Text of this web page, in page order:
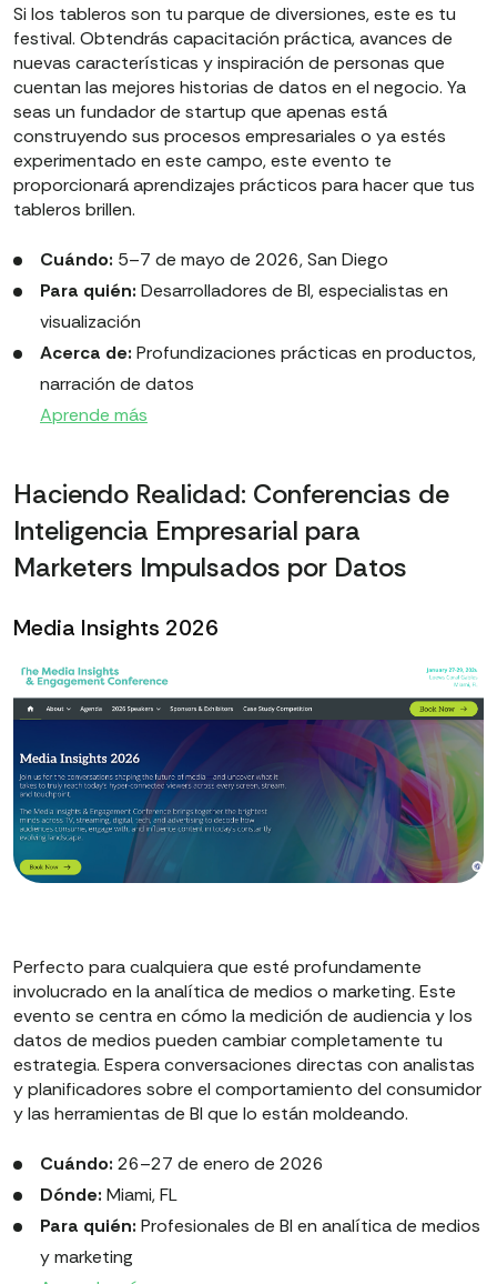
Si los tableros son tu parque de diversiones, este es tu
festival. Obtendrás capacitación práctica, avances de
nuevas características y inspiración de personas que
cuentan las mejores historias de datos en el negocio. Ya
seas un fundador de startup que apenas está
construyendo sus procesos empresariales o ya estés
experimentado en este campo, este evento te
proporcionará aprendizajes prácticos para hacer que tus
tableros brillen.
Cuándo: 5–7 de mayo de 2026, San Diego
Para quién: Desarrolladores de BI, especialistas en
visualización
Acerca de: Profundizaciones prácticas en productos,
narración de datos
Aprende más
Haciendo Realidad: Conferencias de
Inteligencia Empresarial para
Marketers Impulsados por Datos
Media Insights 2026
Perfecto para cualquiera que esté profundamente
involucrado en la analítica de medios o marketing. Este
evento se centra en cómo la medición de audiencia y los
datos de medios pueden cambiar completamente tu
estrategia. Espera conversaciones directas con analistas
y planificadores sobre el comportamiento del consumidor
y las herramientas de BI que lo están moldeando.
Cuándo: 26–27 de enero de 2026
Dónde: Miami, FL
Para quién: Profesionales de BI en analítica de medios
y marketing